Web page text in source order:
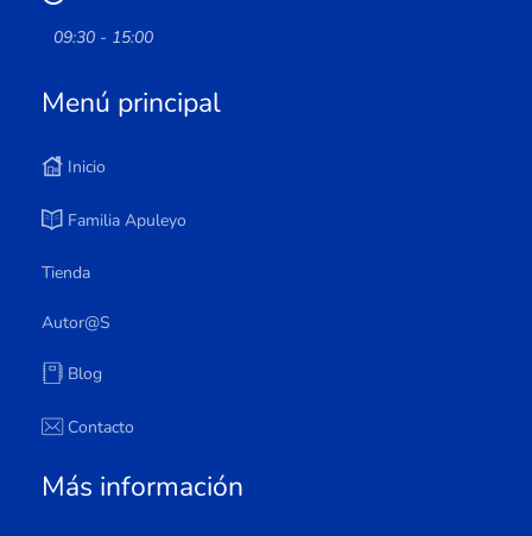
09:30 - 15:00
Menú principal
Inicio
Familia Apuleyo
Tienda
Autor@s
Blog
Contacto
Más información